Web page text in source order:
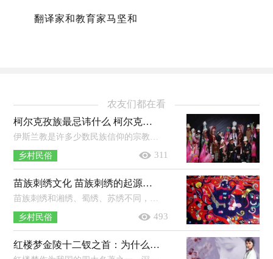
翻译家和教育家马坚和
农友们都在看
柯尔克孜族最忌讳什么 柯尔克孜族禁忌介绍
乡村民俗 311
苗族刺绣文化 苗族刺绣的起源，有什么特点
乡村民俗 493
红楼梦金陵十二钗之首：为什么会成为十二衩之首